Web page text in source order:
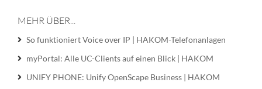
MEHR ÜBER...
So funktioniert Voice over IP | HAKOM-Telefonanlagen
myPortal: Alle UC-Clients auf einen Blick | HAKOM
UNIFY PHONE: Unify OpenScape Business | HAKOM